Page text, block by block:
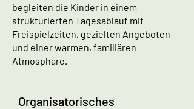
begleiten die Kinder in einem
strukturierten Tagesablauf mit
Freispielzeiten, gezielten Angeboten
und einer warmen, familiären
Atmosphäre.
Organisatorisches